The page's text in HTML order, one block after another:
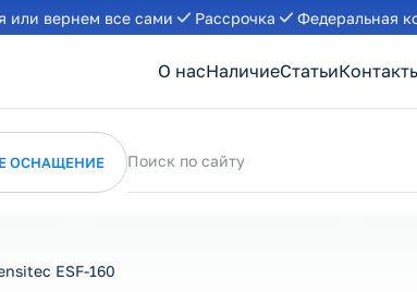
или вернем все сами Рассрочка Федеральная
О насНаличиеСтатьи
ОСНАЩЕНИЕ Поиск по сайту
ESF-160